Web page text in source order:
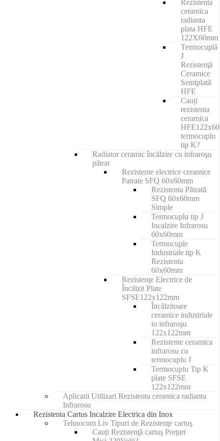
Rezistenta
ceramica
radianta
plata HFE
122X60mm
Termocuplă
J
Rezistenţă
Ceramice
Semiplată
HFE
Cauți
rezistenta
ceramica
termocuplu
tip K?
Radiator ceramic încălzire cu infraroşu
pătrat
Rezistente electrice ceramice
Patrate SFQ 60x60mm
Rezistenta Pătrată
SFQ 60x60mm
Simple
Termocuplu tip J
Incalzire Infrarosu
60x60mm
Termocuple
Industriale tip K
Rezistenta
60x60mm
Rezistenţe Electrice de
Încălzit Plate
SFSE122x122mm
Încălzitoare
ceramice industriale
in infraroşu
122x122mm
Rezistente ceramica
infrarosu cu
termocuplu J
Termocuplu Tip K
plate SFSE
122x122mm
Aplicatii Utilizari Rezistenta ceramica radianta
Infrarosu
Rezistenta Cartus Incalzire Electrica din Inox
Tehnocom Liv Tipuri de Rezistenţe cartuş
Cauți Rezistenţă cartuş Preţuri